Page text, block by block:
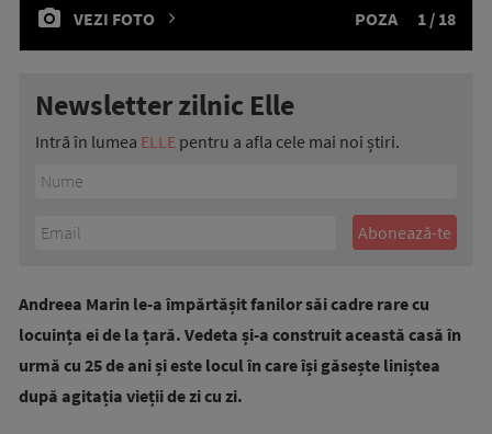
VEZI FOTO POZA 1 / 18
Newsletter zilnic Elle
Intră în lumea ELLE pentru a afla cele mai noi știri.
Andreea Marin le-a împărtășit fanilor săi cadre rare cu
locuința ei de la țară. Vedeta și-a construit această casă în
urmă cu 25 de ani și este locul în care își găsește liniștea
după agitația vieții de zi cu zi.